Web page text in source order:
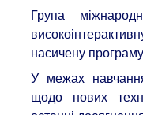
Група
насичену
У межах
щодо нових